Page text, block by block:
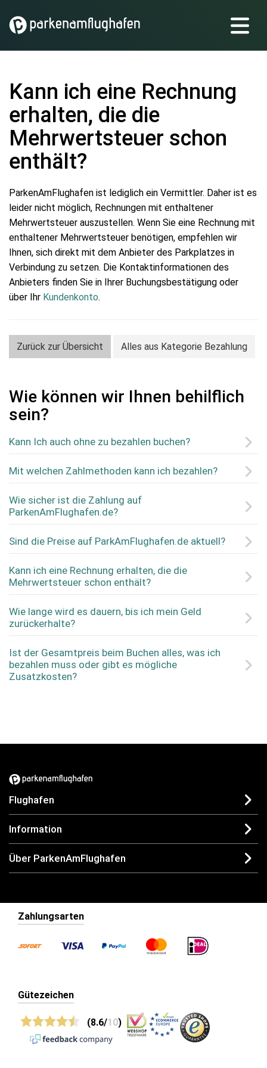
Kann ich eine Rechnung
erhalten, die die
Mehrwertsteuer schon
enthält?
ParkenAmFlughafen ist lediglich ein Vermittler. Daher ist es
leider nicht möglich, Rechnungen mit enthaltener
Mehrwertsteuer auszustellen. Wenn Sie eine Rechnung mit
enthaltener Mehrwertsteuer benötigen, empfehlen wir
Ihnen, sich direkt mit dem Anbieter des Parkplatzes in
Verbindung zu setzen. Die Kontaktinformationen des
Anbieters finden Sie in Ihrer Buchungsbestätigung oder
über Ihr Kundenkonto.
Zurück zur Übersicht Alles aus Kategorie Bezahlung
Wie können wir Ihnen behilflich
sein?
Kann Ich auch ohne zu bezahlen buchen?
Mit welchen Zahlmethoden kann ich bezahlen?
Wie sicher ist die Zahlung auf
ParkenAmFlughafen.de?
Sind die Preise auf ParkAmFlughafen.de aktuell?
Kann ich eine Rechnung erhalten, die die
Mehrwertsteuer schon enthält?
Wie lange wird es dauern, bis ich mein Geld
zurückerhalte?
Ist der Gesamtpreis beim Buchen alles, was ich
bezahlen muss oder gibt es mögliche
Zusatzkosten?
Flughafen
Information
Über ParkenAmFlughafen
Zahlungsarten
Gütezeichen
(8.6/10)